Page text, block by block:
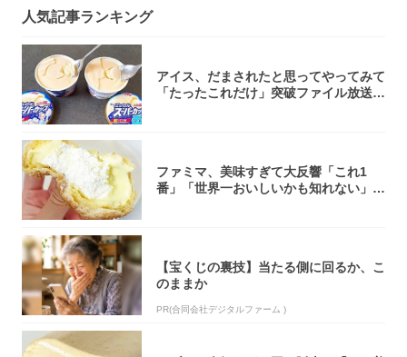
人気記事ランキング
アイス、だまされたと思ってやってみて
「たったこれだけ」突破ファイル放送で
ファミマ、美味すぎて大反響「これ1
番」「世界一おいしいかも知れない」
【宝くじの裏技】当たる側に回るか、こ
のままか
PR(合同会社デジタルファーム )